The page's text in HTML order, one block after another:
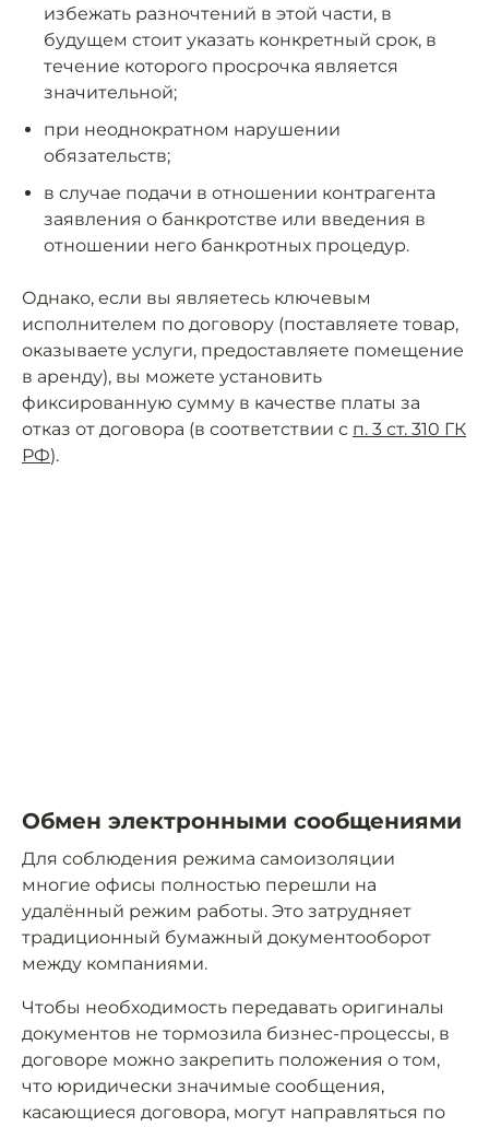
избежать разночтений в этой части, в
будущем стоит указать конкретный срок, в
течение которого просрочка является
значительной;
при неоднократном нарушении
обязательств;
в случае подачи в отношении контрагента
заявления о банкротстве или введения в
отношении него банкротных процедур.
Однако, если вы являетесь ключевым
исполнителем по договору (поставляете товар,
оказываете услуги, предоставляете помещение
в аренду), вы можете установить
фиксированную сумму в качестве платы за
отказ от договора (в соответствии с п. 3 ст. 310 ГК
РФ).
Обмен электронными сообщениями
Для соблюдения режима самоизоляции
многие офисы полностью перешли на
удалённый режим работы. Это затрудняет
традиционный бумажный документооборот
между компаниями.
Чтобы необходимость передавать оригиналы
документов не тормозила бизнес-процессы, в
договоре можно закрепить положения о том,
что юридически значимые сообщения,
касающиеся договора, могут направляться по